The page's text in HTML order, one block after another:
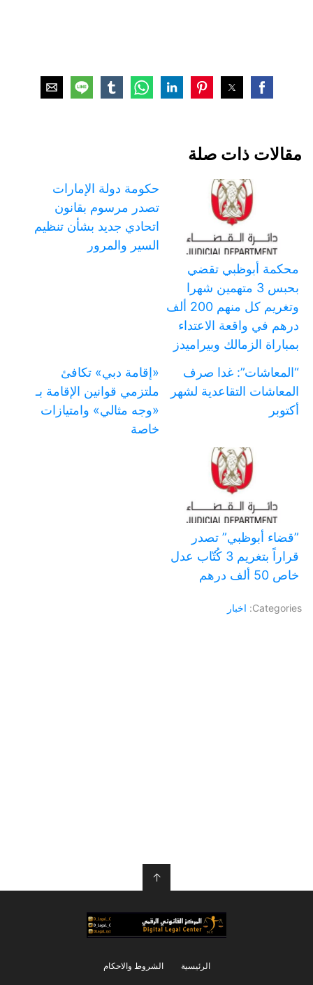
مقالات ذات صلة
محكمة أبوظبي تقضي
بحبس 3 متهمين شهرا
وتغريم كل منهم 200 ألف
درهم في واقعة الاعتداء
بمباراة الزمالك وبيراميدز
حكومة دولة الإمارات
تصدر مرسوم بقانون
اتحادي جديد بشأن تنظيم
السير والمرور
“المعاشات”: غدا صرف
المعاشات التقاعدية لشهر
أكتوبر
«إقامة دبي» تكافئ
ملتزمي قوانين الإقامة بـ
«وجه مثالي» وامتيازات
خاصة
‏”قضاء أبوظبي” تصدر
قراراً بتغريم 3 كُتّاب عدل
خاص 50 ألف درهم
Categories: اخبار
↑
الرئيسية الشروط والاحكام